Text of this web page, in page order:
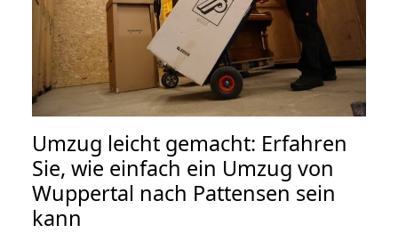
Umzug leicht gemacht: Erfahren
Sie, wie einfach ein Umzug von
Wuppertal nach Pattensen sein
kann